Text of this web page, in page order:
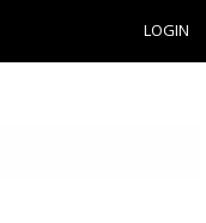
LOGIN